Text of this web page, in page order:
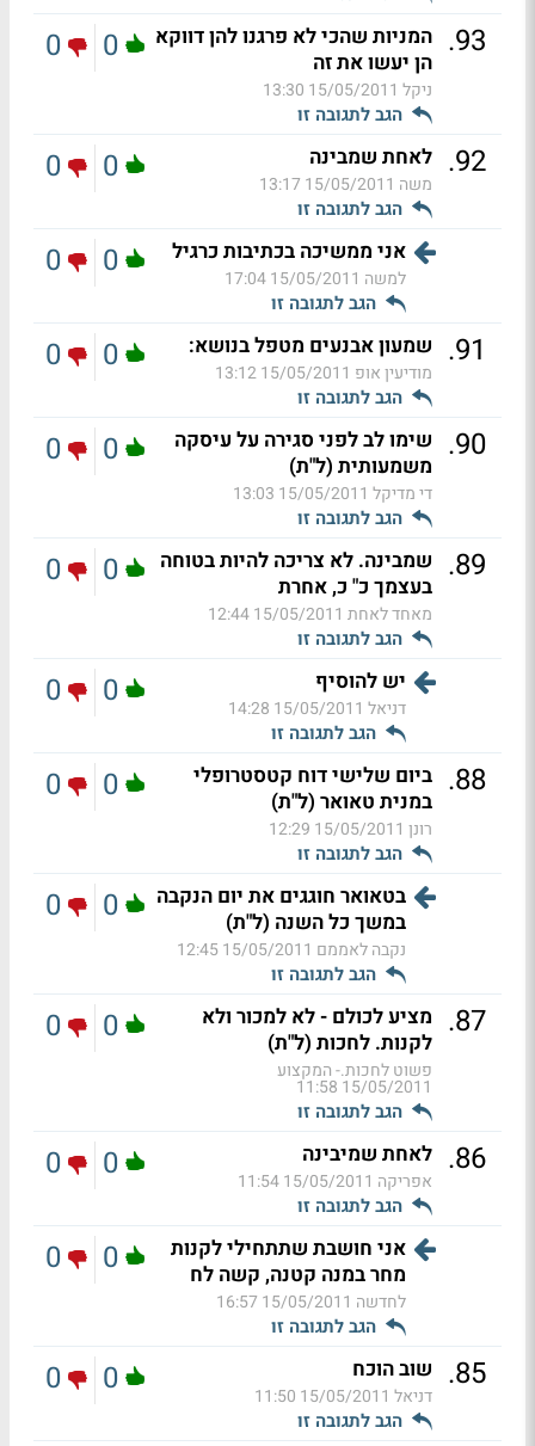
93
. המניות שהכי לא פרגנו להן דווקא
הן יעשו את זה
ניקל 15/05/2011 13:30
הגב לתגובה זו
0
0
92
. לאחת שמבינה
משה 15/05/2011 13:17
הגב לתגובה זו
0
0
אני ממשיכה בכתיבות כרגיל
למשה 15/05/2011 17:04
הגב לתגובה זו
0
0
91
. שמעון אבנעים מטפל בנושא:
מודיעין אופ 15/05/2011 13:12
הגב לתגובה זו
0
0
90
. שימו לב לפני סגירה על עיסקה
משמעותית (ל"ת)
די מדיקל 15/05/2011 13:03
הגב לתגובה זו
0
0
89
. שמבינה. לא צריכה להיות בטוחה
בעצמך כ" כ, אחרת
מאחד לאחת 15/05/2011 12:44
הגב לתגובה זו
0
0
יש להוסיף
דניאל 15/05/2011 14:28
הגב לתגובה זו
0
0
88
. ביום שלישי דוח קטסטרופלי
במנית טאואר (ל"ת)
רונן 15/05/2011 12:29
הגב לתגובה זו
0
0
בטאואר חוגגים את יום הנקבה
במשך כל השנה (ל"ת)
נקבה לאממם 15/05/2011 12:45
הגב לתגובה זו
0
0
87
. מציע לכולם - לא למכור ולא
לקנות. לחכות (ל"ת)
פשוט לחכות.- המקצוע
15/05/2011 11:58
הגב לתגובה זו
0
0
86
. לאחת שמיבינה
אפריקה 15/05/2011 11:54
הגב לתגובה זו
0
0
אני חושבת שתתחילי לקנות
מחר במנה קטנה, קשה לח
לחדשה 15/05/2011 16:57
הגב לתגובה זו
0
0
85
. שוב הוכח
דניאל 15/05/2011 11:50
הגב לתגובה זו
0
0